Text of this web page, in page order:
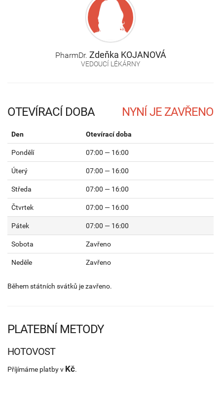
PharmDr. Zdeňka KOJANOVÁ
VEDOUCÍ LÉKÁRNY
OTEVÍRACÍ DOBA
Den Otevírací doba
Pondělí 07:00 — 16:00
Úterý 07:00 — 16:00
Středa 07:00 — 16:00
Čtvrtek 07:00 — 16:00
Pátek 07:00 — 16:00
Sobota Zavřeno
Neděle Zavřeno
Během státních svátků je zavřeno.
PLATEBNÍ METODY
HOTOVOST
Příjímáme platby v Kč.